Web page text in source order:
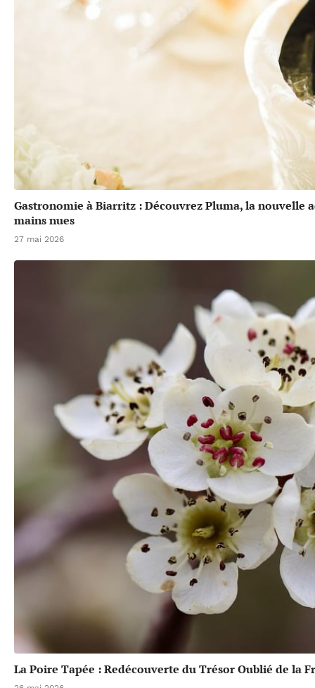
Gastronomie à Biarritz : Découvrez Pluma, la nouvelle
mains nues
27 mai 2026
La Poire Tapée : Redécouverte du Trésor Oublié de la